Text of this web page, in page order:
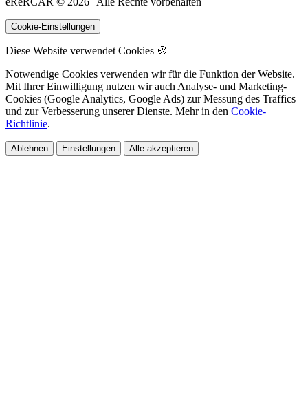
Cookie-Einstellungen
Diese Website verwendet Cookies 🍪
Notwendige Cookies verwenden wir für die Funktion der Website.
Mit Ihrer Einwilligung nutzen wir auch Analyse- und Marketing-
Cookies (Google Analytics, Google Ads) zur Messung des Traffics
und zur Verbesserung unserer Dienste. Mehr in den Cookie-
Richtlinie.
Ablehnen Einstellungen Alle akzeptieren